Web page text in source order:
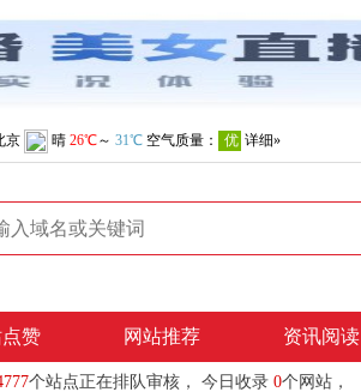
赞 网站推荐 资讯阅读
个站点正在排队审核， 今日收录 0个网站，